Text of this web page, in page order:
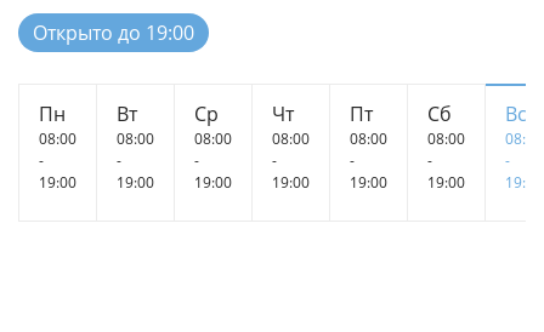
Открыто до 19:00
Пн
08:00
-
19:00
Вт
08:00
-
19:00
Ср
08:00
-
19:00
Чт
08:00
-
19:00
Пт
08:00
-
19:00
Сб
08:00
-
19:00
Вс
08:00
-
19:00